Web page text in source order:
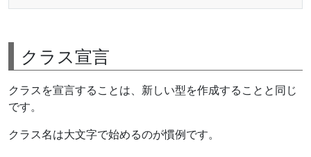
クラス宣言
クラスを宣言することは、新しい型を作成することと同じ
です。
クラス名は大文字で始めるのが慣例です。